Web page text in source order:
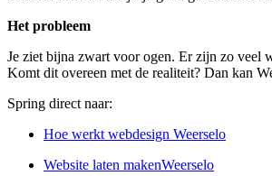
Het probleem
Je ziet bijna zwart voor ogen. Er zijn zo veel
Komt dit overeen met de realiteit? Dan kan
Spring direct naar:
Hoe werkt webdesign Weerselo
Website laten makenWeerselo